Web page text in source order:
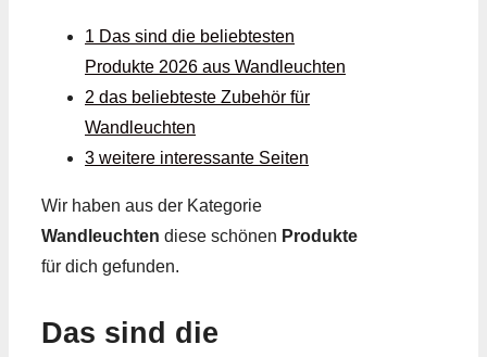
1 Das sind die beliebtesten
Produkte 2026 aus Wandleuchten
2 das beliebteste Zubehör für
Wandleuchten
3 weitere interessante Seiten
Wir haben aus der Kategorie
Wandleuchten diese schönen Produkte
für dich gefunden.
Das sind die